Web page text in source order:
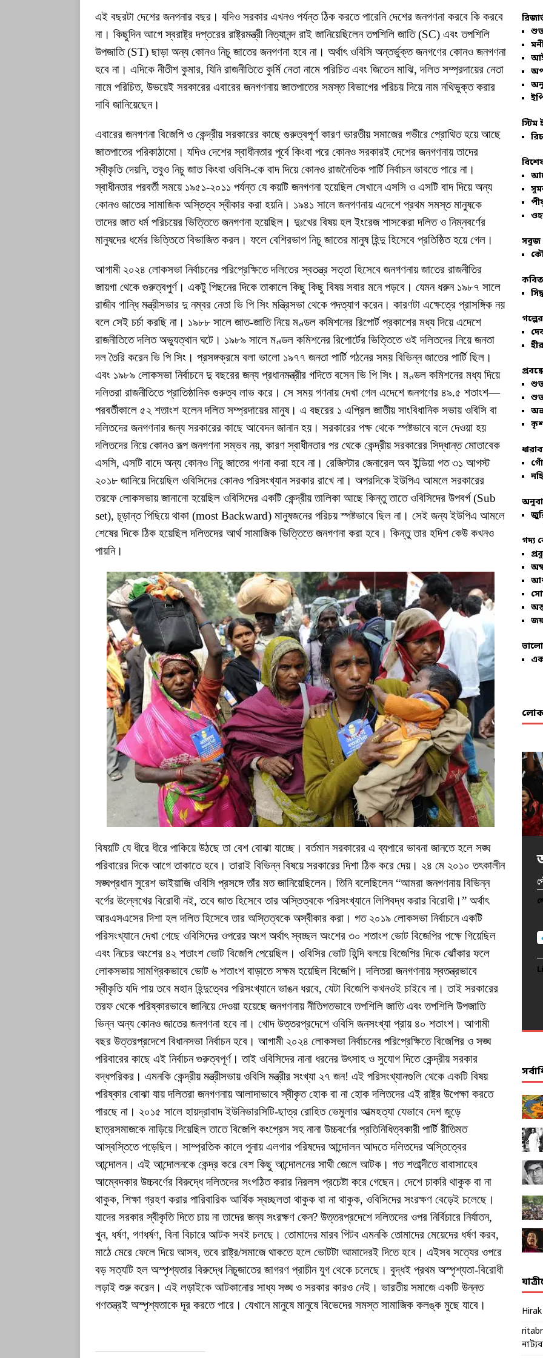
এই বছরটা দেশের জনগনার বছর। যদিও সরকার এখনও পর্যন্ত ঠিক করতে পারেনি দেশের জনগণনা করবে কি করবে
না। কিছুদিন আগে স্বরাষ্ট্র দপ্তরের রাষ্ট্রমন্ত্রী নিত্যানন্দ রাই জানিয়েছিলেন তপশিলি জাতি (SC) এবং তপশিলি
উপজাতি (ST) ছাড়া অন্য কোনও নিচু জাতের জনগণনা হবে না। অর্থাৎ ওবিসি অন্তর্ভুক্ত জনগণের কোনও জনগণনা
হবে না। এদিকে নীতীশ কুমার, যিনি রাজনীতিতে কুর্মি নেতা নামে পরিচিত এবং জিতেন মাঝি, দলিত সম্প্রদায়ের নেতা
নামে পরিচিত, উভয়েই সরকারের এবারের জনগণনায় জাতপাতের সমস্ত বিভাগের পরিচয় দিয়ে নাম নথিভুক্ত করার
দাবি জানিয়েছেন।
এবারের জনগণনা বিজেপি ও কেন্দ্রীয় সরকারের কাছে গুরুত্বপূর্ণ কারণ ভারতীয় সমাজের গভীরে প্রোথিত হয়ে আছে
জাতপাতের পরিকাঠামো। যদিও দেশের স্বাধীনতার পূর্বে কিংবা পরে কোনও সরকারই দেশের জনগণনায় তাদের
স্বীকৃতি দেয়নি, তবুও নিচু জাত কিংবা ওবিসি-কে বাদ দিয়ে কোনও রাজনৈতিক পার্টি নির্বাচন ভাবতে পারে না।
স্বাধীনতার পরবর্তী সময়ে ১৯৫১-২০১১ পর্যন্ত যে কয়টি জনগণনা হয়েছিল সেখানে এসসি ও এসটি বাদ দিয়ে অন্য
কোনও জাতের সামাজিক অস্তিত্ব স্বীকার করা হয়নি। ১৯৪১ সালে জনগণনায় এদেশে প্রথম সমস্ত মানুষকে
তাদের জাত ধর্ম পরিচয়ের ভিত্তিতে জনগণনা হয়েছিল। দুঃখের বিষয় হল ইংরেজ শাসকেরা দলিত ও নিম্নবর্ণের
মানুষদের ধর্মের ভিত্তিতে বিভাজিত করল। ফলে বেশিরভাগ নিচু জাতের মানুষ হিন্দু হিসেবে প্রতিষ্ঠিত হয়ে গেল।
আগামী ২০২৪ লোকসভা নির্বাচনের পরিপ্রেক্ষিতে দলিতের স্বতন্ত্র সত্তা হিসেবে জনগণনায় জাতের রাজনীতির
জায়গা থেকে গুরুত্বপুর্ণ। একটু পিছনের দিকে তাকালে কিছু কিছু বিষয় সবার মনে পড়বে। যেমন ধরুন ১৯৮৭ সালে
রাজীব গান্ধি মন্ত্রীসভার দু নম্বর নেতা ভি পি সিং মন্ত্রিসভা থেকে পদত্যাগ করেন। কারণটা এক্ষেত্রে প্রাসঙ্গিক নয়
বলে সেই চর্চা করছি না। ১৯৮৮ সালে জাত-জাতি নিয়ে মণ্ডল কমিশনের রিপোর্ট প্রকাশের মধ্য দিয়ে এদেশে
রাজনীতিতে দলিত অভ্যুত্থান ঘটে। ১৯৮৯ সালে মণ্ডল কমিশনের রিপোর্টের ভিত্তিতে ওই দলিতদের নিয়ে জনতা
দল তৈরি করেন ভি পি সিং। প্রসঙ্গক্রমে বলা ভালো ১৯৭৭ জনতা পার্টি গঠনের সময় বিভিন্ন জাতের পার্টি ছিল।
এবং ১৯৮৯ লোকসভা নির্বাচনে দু বছরের জন্য প্রধানমন্ত্রীর গদিতে বসেন ভি পি সিং। মণ্ডল কমিশনের মধ্য দিয়ে
দলিতরা রাজনীতিতে প্রাতিষ্ঠানিক গুরুত্ব লাভ করে। সে সময় গণনায় দেখা গেল এদেশে জনগণের ৪৯.৫ শতাংশ—
পরবর্তীকালে ৫২ শতাংশ হলেন দলিত সম্প্রদায়ের মানুষ। এ বছরের ১ এপ্রিল জাতীয় সাংবিধানিক সভায় ওবিসি বা
দলিতদের জনগণনার জন্য সরকারের কাছে আবেদন জানান হয়। সরকারের পক্ষ থেকে স্পষ্টভাবে বলে দেওয়া হয়
দলিতদের নিয়ে কোনও রূপ জনগণনা সম্ভব নয়, কারণ স্বাধীনতার পর থেকে কেন্দ্রীয় সরকারের সিদ্ধান্ত মোতাবেক
এসসি, এসটি বাদে অন্য কোনও নিচু জাতের গণনা করা হবে না। রেজিস্টার জেনারেল অব ইন্ডিয়া গত ৩১ আগস্ট
২০১৮ জানিয়ে দিয়েছিল ওবিসিদের কোনও পরিসংখ্যান সরকার রাখে না। অপরদিকে ইউপিএ আমলে সরকারের
তরফে লোকসভায় জানানো হয়েছিল ওবিসিদের একটি কেন্দ্রীয় তালিকা আছে কিন্তু তাতে ওবিসিদের উপবর্গ (Sub
set), চূড়ান্ত পিছিয়ে থাকা (most Backward) মানুষজনের পরিচয় স্পষ্টভাবে ছিল না। সেই জন্য ইউপিএ আমলে
শেষের দিকে ঠিক হয়েছিল দলিতদের আর্থ সামাজিক ভিত্তিতে জনগণনা করা হবে। কিন্তু তার হদিশ কেউ কখনও
পায়নি।
বিষয়টি যে ধীরে ধীরে পাকিয়ে উঠছে তা বেশ বোঝা যাচ্ছে। বর্তমান সরকারের এ ব্যপারে ভাবনা জানতে হলে সঙ্ঘ
পরিবারের দিকে আগে তাকাতে হবে। তারাই বিভিন্ন বিষয়ে সরকারের দিশা ঠিক করে দেয়। ২৪ মে ২০১০ তৎকালীন
সঙ্ঘপ্রধান সুরেশ ভাইয়াজি ওবিসি প্রসঙ্গে তাঁর মত জানিয়েছিলেন। তিনি বলেছিলেন “আমরা জনগণনায় বিভিন্ন
বর্গের উল্লেখের বিরোধী নই, তবে জাত হিসেবে তার অস্তিত্বকে পরিসংখ্যানে লিপিবদ্ধ করার বিরোধী।” অর্থাৎ
আরএসএসের দিশা হল দলিত হিসেবে তার অস্তিত্বকে অস্বীকার করা। গত ২০১৯ লোকসভা নির্বাচনে একটি
পরিসংখ্যানে দেখা গেছে ওবিসিদের ওপরের অংশ অর্থাৎ স্বচ্ছল অংশের ৩০ শতাংশ ভোট বিজেপির পক্ষে গিয়েছিল
এবং নিচের অংশের ৪২ শতাংশ ভোট বিজেপি পেয়েছিল। ওবিসির ভোট হিন্দি বলয়ে বিজেপির দিকে ঝোঁকার ফলে
লোকসভায় সামগ্রিকভাবে ভোট ৬ শতাংশ বাড়াতে সক্ষম হয়েছিল বিজেপি। দলিতরা জনগণনায় স্বতন্ত্রভাবে
স্বীকৃতি যদি পায় তবে মহান হিন্দুত্বের পরিসংখ্যানে ভাঙন ধরবে, যেটা বিজেপি কখনওই চাইবে না। তাই সরকারের
তরফ থেকে পরিষ্কারভাবে জানিয়ে দেওয়া হয়েছে জনগণনায় নীতিগতভাবে তপশিলি জাতি এবং তপশিলি উপজাতি
ভিন্ন অন্য কোনও জাতের জনগণনা হবে না। খোদ উত্তরপ্রদেশে ওবিসি জনসংখ্যা প্রায় ৪০ শতাংশ। আগামী
বছর উত্তরপ্রদেশে বিধানসভা নির্বাচন হবে। আগামী ২০২৪ লোকসভা নির্বাচনের পরিপ্রেক্ষিতে বিজেপির ও সঙ্ঘ
পরিবারের কাছে এই নির্বাচন গুরুত্বপূর্ণ। তাই ওবিসিদের নানা ধরনের উৎসাহ ও সুযোগ দিতে কেন্দ্রীয় সরকার
বদ্ধপরিকর। এমনকি কেন্দ্রীয় মন্ত্রীসভায় ওবিসি মন্ত্রীর সংখ্যা ২৭ জন! এই পরিসংখ্যানগুলি থেকে একটি বিষয়
পরিষ্কার বোঝা যায় দলিতরা জনগণনায় আলাদাভাবে স্বীকৃত হোক বা না হোক দলিতদের এই রাষ্ট্র উপেক্ষা করতে
পারছে না। ২০১৫ সালে হায়দ্রাবাদ ইউনিভারসিটি-ছাত্র রোহিত ভেমুলার আত্মহত্যা যেভাবে দেশ জুড়ে
ছাত্রসমাজকে নাড়িয়ে দিয়েছিল তাতে বিজেপি কংগ্রেস সহ নানা উচ্চবর্ণের প্রতিনিধিত্বকারী পার্টি রীতিমত
আস্বস্তিতে পড়েছিল। সাম্প্রতিক কালে পুনায় এলগার পরিষদের আন্দোলন আদতে দলিতদের অস্তিত্বের
আন্দোলন। এই আন্দোলনকে কেন্দ্র করে বেশ কিছু আন্দোলনের সাথী জেলে আটক। গত শতাব্দীতে বাবাসাহেব
আম্বেদকার উচ্চবর্ণের বিরুদ্ধে দলিতদের সংগঠিত করার নিরলস প্রচেষ্টা করে গেছেন। দেশে চাকরি থাকুক বা না
থাকুক, শিক্ষা গ্রহণ করার পারিবারিক আর্থিক স্বচ্ছলতা থাকুক বা না থাকুক, ওবিসিদের সংরক্ষণ বেড়েই চলেছে।
যাদের সরকার স্বীকৃতি দিতে চায় না তাদের জন্য সংরক্ষণ কেন? উত্তরপ্রদেশে দলিতদের ওপর নির্বিচারে নির্যাতন,
খুন, ধর্ষণ, গণধর্ষণ, বিনা বিচারে আটক সবই চলছে। তোমাদের মারব পিটব এমনকি তোমাদের মেয়েদের ধর্ষণ করব,
মাঠে মেরে ফেলে দিয়ে আসব, তবে রাষ্ট্র/সমাজে থাকতে হলে ভোটটা আমাদেরই দিতে হবে। এইসব সত্যের ওপরে
বড় সত্যটি হল অস্পৃশ্যতার বিরুদ্ধে নিচুজাতের জাগরণ প্রাচীন যুগ থেকে চলেছে। বুদ্ধই প্রথম অস্পৃশ্যতা-বিরোধী
লড়াই শুরু করেন। এই লড়াইকে আটকানোর সাধ্য সঙ্ঘ ও সরকার কারও নেই। ভারতীয় সমাজে একটি উন্নত
গণতন্ত্রই অস্পৃশ্যতাকে দূর করতে পারে। যেখানে মানুষে মানুষে বিভেদের সমস্ত সামাজিক কলঙ্ক মুছে যাবে।
স্টিম
সবুজ
গদ্য